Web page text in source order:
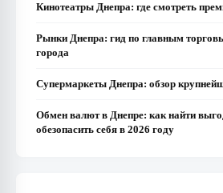
Кинотеатры Днепра: где смотреть
Рынки Днепра: гид по главным
города
Супермаркеты Днепра: обзор
Обмен валют в Днепре: как найти
обезопасить себя в 2026 году